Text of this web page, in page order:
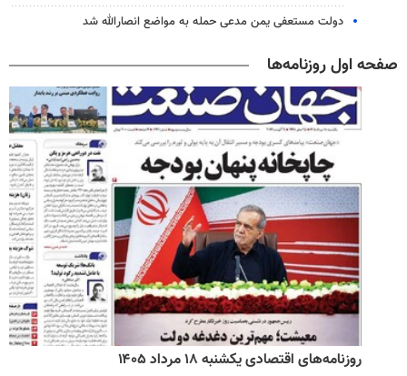
دولت مستعفی یمن مدعی حمله به مواضع انصارالله شد
صفحه اول روزنامه‌ها
روزنامه‌های اقتصادی یکشنبه ۱۸ مرداد ۱۴۰۵